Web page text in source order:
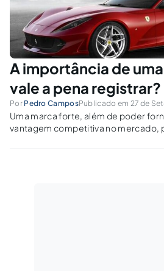
A importância de
vale a pena registrar?
Por Pedro CamposPublicado em 27 de
Uma marca forte, além de poder
vantagem competitiva no mercado,